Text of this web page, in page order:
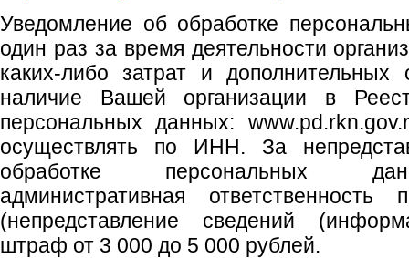
Уведомление об обработке
один раз за время деятельности
каких-либо затрат и дополнительных
наличие Вашей организации в
персональных данных:
осуществлять по ИНН. За
обработке персональных
административная
(непредставление сведений
штраф от 3 000 до 5 000 рублей.